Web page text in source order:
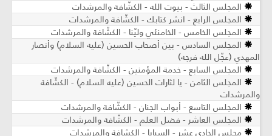
المجلس الثالث - بيوت الله - الكشّافة والمرشدات
المجلس الرابع - انشر كتابك - الكشّافة والمرشدات
المجلس الخامس - الخامنئي وليّنا - الكشّافة والمرشدات
المجلس السادس - بين أصحاب الحسين (عليه السلام) وأنصار
المهدي (عجّل الله فرجه)
المجلس السابع - خدمة المؤمنين - الكشّافة والمرشدات
المجلس الثامن - يا لثارات الحسين (عليه السلام) - الكشّافة
والمرشدات
المجلس التاسع - أبواب الجنان - الكشّافة والمرشدات
المجلس العاشر - فضل العلم - الكشّافة والمرشدات
مجلس الحادي عشر - السبايا - الكشافة والمرشدات